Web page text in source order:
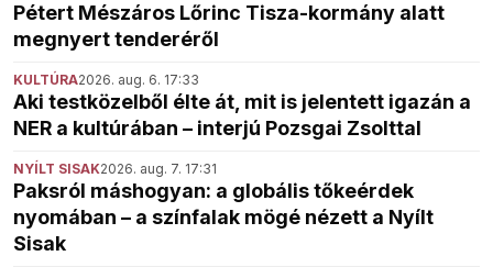
Pétert Mészáros Lőrinc Tisza-kormány alatt
megnyert tenderéről
KULTÚRA2026. aug. 6. 17:33
Aki testközelből élte át, mit is jelentett igazán a
NER a kultúrában – interjú Pozsgai Zsolttal
NYÍLT SISAK2026. aug. 7. 17:31
Paksról máshogyan: a globális tőkeérdek
nyomában – a színfalak mögé nézett a Nyílt
Sisak